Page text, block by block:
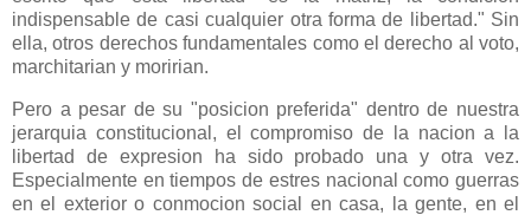
indispensable de casi cualquier otra forma de libertad." Sin
ella, otros derechos fundamentales como el derecho al voto,
marchitarian y moririan.
Pero a pesar de su "posicion preferida" dentro de nuestra
jerarquia constitucional, el compromiso de la nacion a la
libertad de expresion ha sido probado una y otra vez.
Especialmente en tiempos de estres nacional como guerras
en el exterior o conmocion social en casa, la gente, en el